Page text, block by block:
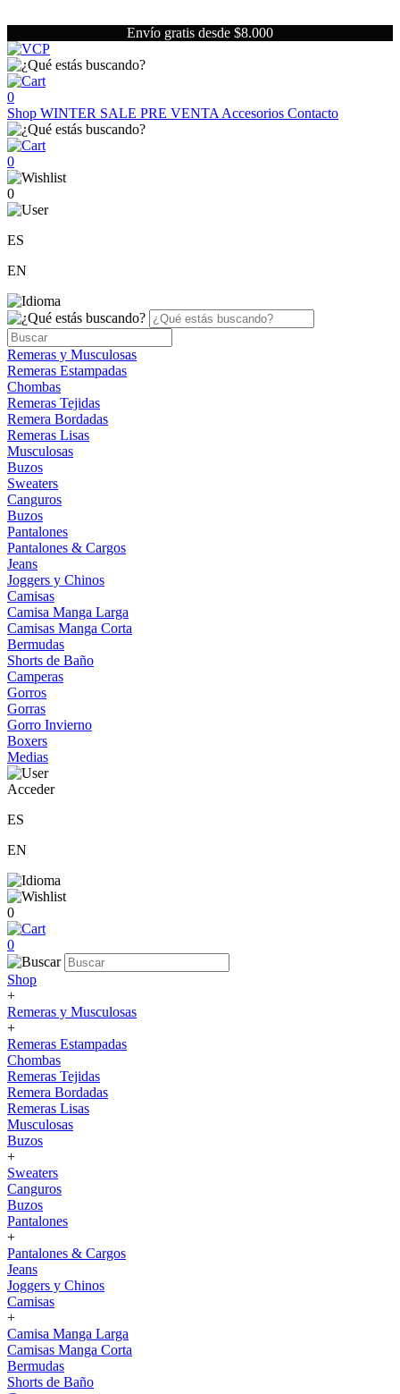
Envío gratis desde $8.000
0
Shop WINTER SALE PRE VENTA Accesorios Contacto
0
0
ES
EN
Remeras y Musculosas
Remeras Estampadas
Chombas
Remeras Tejidas
Remera Bordadas
Remeras Lisas
Musculosas
Buzos
Sweaters
Canguros
Buzos
Pantalones
Pantalones & Cargos
Jeans
Joggers y Chinos
Camisas
Camisa Manga Larga
Camisas Manga Corta
Bermudas
Shorts de Baño
Camperas
Gorros
Gorras
Gorro Invierno
Boxers
Medias
Acceder
ES
EN
0
0
Shop
+
Remeras y Musculosas
+
Remeras Estampadas
Chombas
Remeras Tejidas
Remera Bordadas
Remeras Lisas
Musculosas
Buzos
+
Sweaters
Canguros
Buzos
Pantalones
+
Pantalones & Cargos
Jeans
Joggers y Chinos
Camisas
+
Camisa Manga Larga
Camisas Manga Corta
Bermudas
Shorts de Baño